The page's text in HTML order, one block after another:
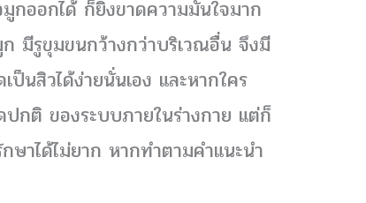
กออกได้ ก็ยิ่งขาดความมั่นใจมาก
มีรูขุมขนกว้างกว่าบริเวณอื่น จึงมี
ป็นสิวได้ง่ายนั่นเอง และหากใคร
ติ ของระบบภายในร่างกาย แต่ก็
ษาได้ไม่ยาก หากทำตามคำแนะนำ